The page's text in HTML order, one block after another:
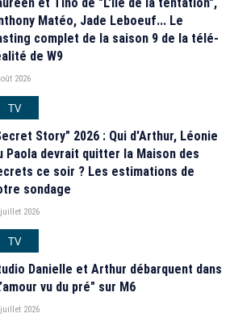
Matéo, Jade Leboeuf... Le
complet de la saison 9 de la télé-
de W9
2026
TV
Story" 2026 : Qui d'Arthur, Léonie
Paola devrait quitter la Maison des
ce soir ? Les estimations de
sondage
2026
TV
Danielle et Arthur débarquent dans
vu du pré" sur M6
2026